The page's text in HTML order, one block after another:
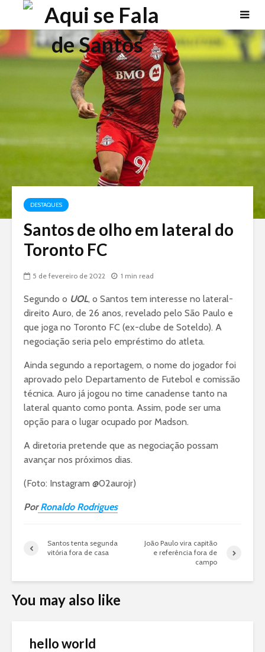
DESTAQUES
Santos de olho em lateral do
Toronto FC
5 de fevereiro de 2022 1 min read
Segundo o UOL, o Santos tem interesse no lateral-
direito Auro, de 26 anos, revelado pelo São Paulo e
que joga no Toronto FC (ex-clube de Soteldo). A
negociação seria pelo empréstimo do atleta.
Ainda segundo a reportagem, o nome do jogador foi
aprovado pelo Departamento de Futebol e comissão
técnica. Auro já jogou no time canadense tanto na
lateral quanto como ponta. Assim, pode ser uma
opção para o lugar ocupado por Madson.
A diretoria pretende que as negociação possam
avançar nos próximos dias.
(Foto: Instagram @02aurojr)
PorRonaldo Rodrigues
Santos tenta segunda
vitória fora de casa
João Paulo vira capitão
e referência fora de
campo
You may also like
hello world